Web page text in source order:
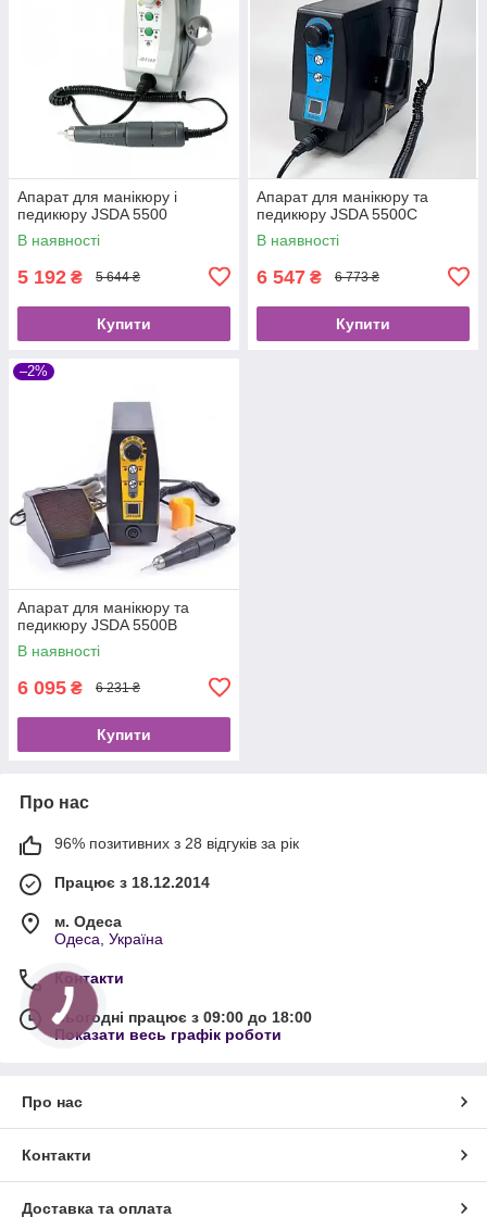
Апарат для манікюру і
педикюру JSDA 5500
В наявності
5 192 ₴ 5 644 ₴
Купити
Апарат для манікюру та
педикюру JSDA 5500C
В наявності
6 547 ₴ 6 773 ₴
Купити
–2%
Апарат для манікюру та
педикюру JSDA 5500В
В наявності
6 095 ₴ 6 231 ₴
Купити
Про нас
96% позитивних з 28 відгуків за рік
Працює з 18.12.2014
м. Одеса
Одеса, Україна
Контакти
Сьогодні працює з 09:00 до 18:00
Показати весь графік роботи
Про нас
Контакти
Доставка та оплата